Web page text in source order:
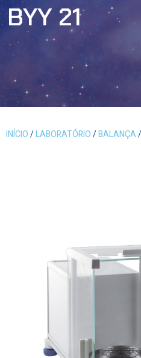
BYY 21
INÍCIO/LABORATÓRIO/BALANÇA